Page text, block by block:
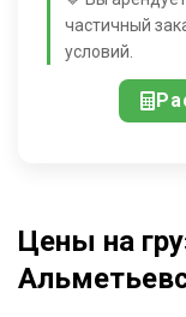
частичный
условий.
Цены на